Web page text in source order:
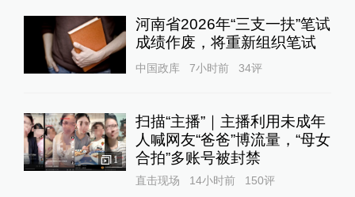
河南省2026年“三支一扶”笔试
成绩作废，将重新组织笔试
中国政库 7小时前 34评
1
扫描“主播”｜主播利用未成年
人喊网友“爸爸”博流量，“母女
合拍”多账号被封禁
直击现场 14小时前 150评